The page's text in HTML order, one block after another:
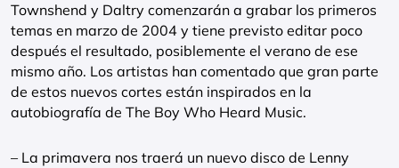
Townshend y Daltry comenzarán a grabar los primeros
temas en marzo de 2004 y tiene previsto editar poco
después el resultado, posiblemente el verano de ese
mismo año. Los artistas han comentado que gran parte
de estos nuevos cortes están inspirados en la
autobiografía de The Boy Who Heard Music.
– La primavera nos traerá un nuevo disco de Lenny